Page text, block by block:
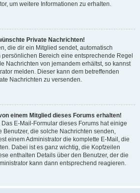
um weitere Informationen zu erhalten.
Private Nachrichten!
die dir ein Mitglied sendet, automatisch
Bereich eine entsprechende Regel
Nachrichten von jemandem erhältst, so kannst
melden. Dieser kann dem betreffenden
Nachrichten zu versenden.
einem Mitglied dieses Forums erhalten!
E-Mail-Formular dieses Forums hat einige
Benutzer, die solche Nachrichten senden,
einem Administrator die komplette E-Mail, die
Dabei ist es ganz wichtig, die Kopfzeilen
enthalten Details über den Benutzer, der die
kann dann entsprechend reagieren.